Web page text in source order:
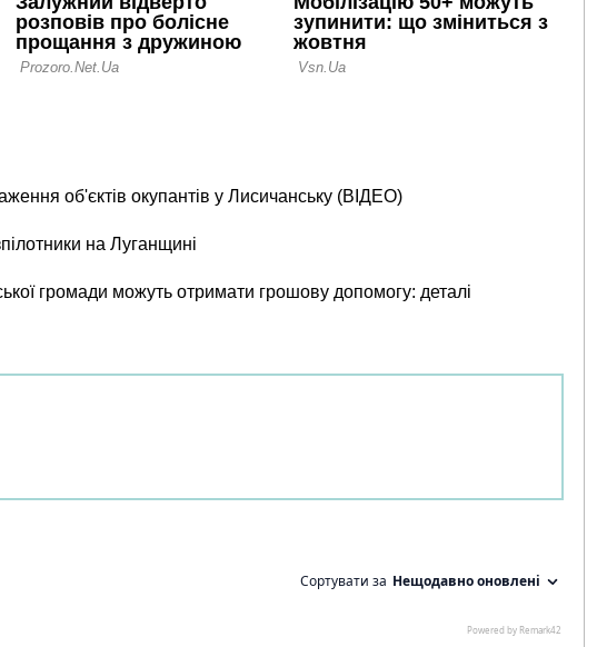
об'єктів окупантів у Лисичанську (ВІДЕО)
на Луганщині
громади можуть отримати грошову допомогу: деталі